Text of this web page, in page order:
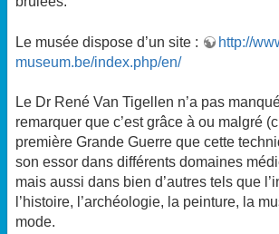
Le musée dispose d’un site :
http://
museum.be/index.php/en/
Le Dr René Van Tigellen n’a pas
remarquer que c’est grâce à ou malgré
première Grande Guerre que cette
son essor dans différents domaines
mais aussi dans bien d’autres tels que
l’histoire, l’archéologie, la peinture, la
mode.